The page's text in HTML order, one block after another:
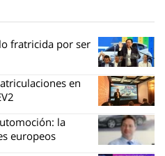
fratricida por ser
en
la
europeos